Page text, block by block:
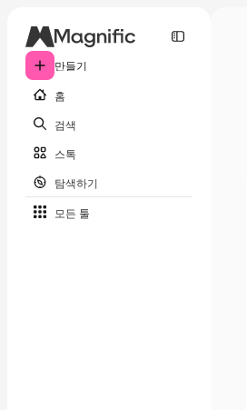
만들기
홈
검색
스톡
탐색하기
모든 툴